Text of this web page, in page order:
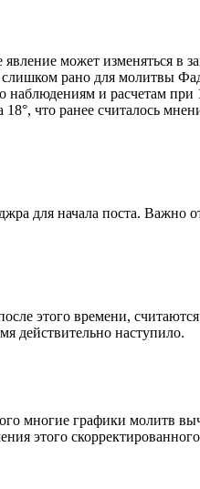
может изменяться в
слишком рано для молитвы
наблюдениям и расчетам при
что ранее считалось
для начала поста. Важно
этого времени, считаются
действительно наступило.
многие графики молитв
этого